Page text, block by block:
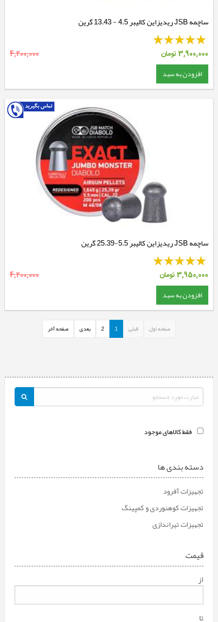
ساچمه JSB ریدیزاین کالیبر 4.5 - 13.43 گرین
3,900,000تومان 4,200,000
افزودن به سبد
ساچمه JSB ریدیزاین کالیبر 5.5-25.39 گرین
3,950,000تومان 4,200,000
افزودن به سبد
صفحه اول قبلی 1
2 بعدی صفحه آخر
فقط کالاهای موجود
دسته بندی ها
تجهیزات آفرود
تجهیزات کوهنوردی و کمپینگ
تجهیزات تیراندازی
قیمت
از
تا